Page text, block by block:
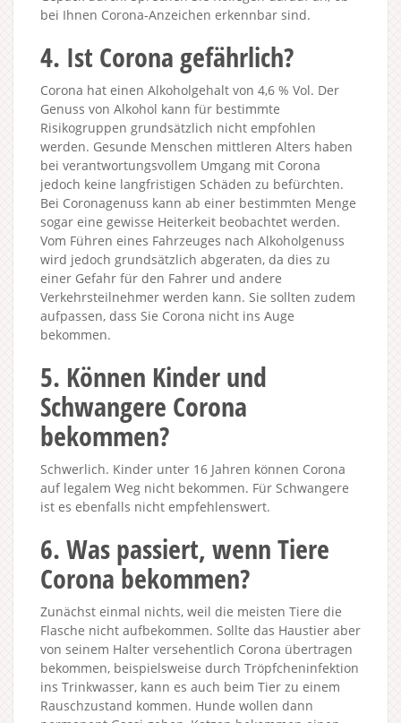
bei Ihnen Corona-Anzeichen erkennbar sind.
4. Ist Corona gefährlich?
Corona hat einen Alkoholgehalt von 4,6 % Vol. Der
Genuss von Alkohol kann für bestimmte
Risikogruppen grundsätzlich nicht empfohlen
werden. Gesunde Menschen mittleren Alters haben
bei verantwortungsvollem Umgang mit Corona
jedoch keine langfristigen Schäden zu befürchten.
Bei Coronagenuss kann ab einer bestimmten Menge
sogar eine gewisse Heiterkeit beobachtet werden.
Vom Führen eines Fahrzeuges nach Alkoholgenuss
wird jedoch grundsätzlich abgeraten, da dies zu
einer Gefahr für den Fahrer und andere
Verkehrsteilnehmer werden kann. Sie sollten zudem
aufpassen, dass Sie Corona nicht ins Auge
bekommen.
5. Können Kinder und
Schwangere Corona
bekommen?
Schwerlich. Kinder unter 16 Jahren können Corona
auf legalem Weg nicht bekommen. Für Schwangere
ist es ebenfalls nicht empfehlenswert.
6. Was passiert, wenn Tiere
Corona bekommen?
Zunächst einmal nichts, weil die meisten Tiere die
Flasche nicht aufbekommen. Sollte das Haustier aber
von seinem Halter versehentlich Corona übertragen
bekommen, beispielsweise durch Tröpfcheninfektion
ins Trinkwasser, kann es auch beim Tier zu einem
Rauschzustand kommen. Hunde wollen dann